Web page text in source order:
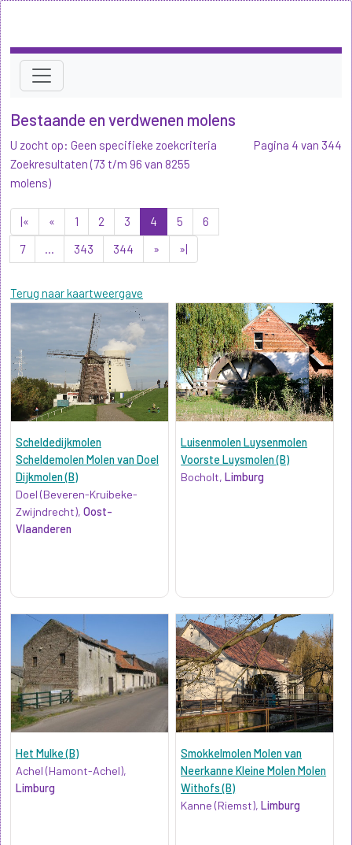
Bestaande en verdwenen molens
U zocht op: Geen specifieke zoekcriteria
Zoekresultaten (73 t/m 96 van 8255
molens)
|« « 1 2 3 4 5
6
7
... 343 344 » »|
Terug naar kaartweergave
Pagina 4 van 344
Scheldedijkmolen
Scheldemolen Molen van Doel
Dijkmolen (B)
Doel (Beveren-Kruibeke-
Zwijndrecht), Oost-
Vlaanderen
Luisenmolen Luysenmolen
Voorste Luysmolen (B)
Bocholt,Limburg
Het Mulke (B)
Achel (Hamont-Achel),
Limburg
Smokkelmolen Molen van
Neerkanne Kleine Molen Molen
Withofs (B)
Kanne (Riemst),Limburg